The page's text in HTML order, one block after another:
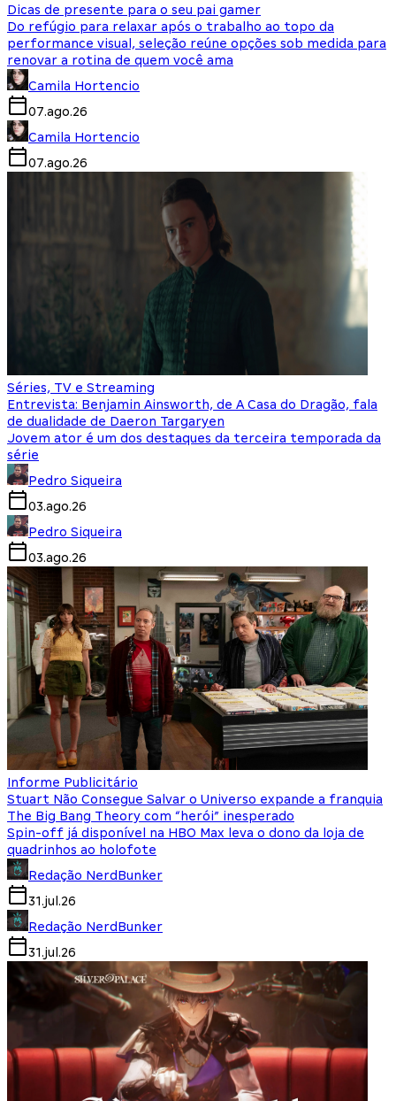
Dicas de presente para o seu pai gamer
Do refúgio para relaxar após o trabalho ao topo da
performance visual, seleção reúne opções sob medida para
renovar a rotina de quem você ama
Camila Hortencio
07.ago.26
Camila Hortencio
07.ago.26
Séries, TV e Streaming
Entrevista: Benjamin Ainsworth, de A Casa do Dragão, fala
de dualidade de Daeron Targaryen
Jovem ator é um dos destaques da terceira temporada da
série
Pedro Siqueira
03.ago.26
Pedro Siqueira
03.ago.26
Informe Publicitário
Stuart Não Consegue Salvar o Universo expande a franquia
The Big Bang Theory com “herói” inesperado
Spin-off já disponível na HBO Max leva o dono da loja de
quadrinhos ao holofote
Redação NerdBunker
31.jul.26
Redação NerdBunker
31.jul.26